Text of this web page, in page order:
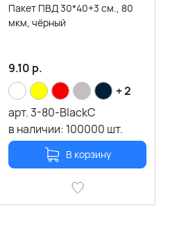
Пакет ПВД 30*40+3 см., 80
мкм, чёрный
9.10 р.
+ 2
арт.3-80-BlackC
в наличии: 100000 шт.
В корзину